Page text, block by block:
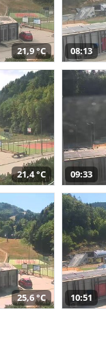
21,9 °C 08:13
21,4 °C 09:33
25,6 °C 10:51